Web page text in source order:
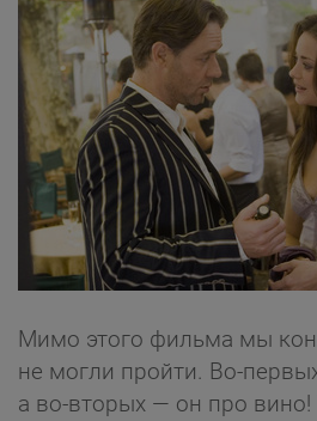
Мимо этого фильма мы
не могли пройти. Во-
а во-вторых — он про